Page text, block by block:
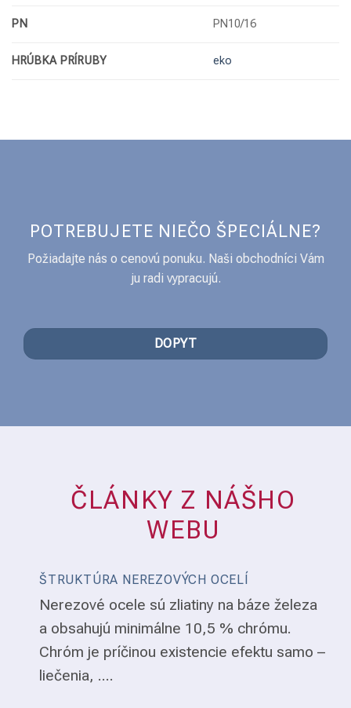
PN PN10/16
HRÚBKA PRÍRUBY eko
POTREBUJETE NIEČO ŠPECIÁLNE?
Požiadajte nás o cenovú ponuku. Naši obchodníci Vám
ju radi vypracujú.
DOPYT
ČLÁNKY Z NÁŠHO
WEBU
ŠTRUKTÚRA NEREZOVÝCH OCELÍ
Nerezové ocele sú zliatiny na báze železa
a obsahujú minimálne 10,5 % chrómu.
Chróm je príčinou existencie efektu samo –
liečenia, ....